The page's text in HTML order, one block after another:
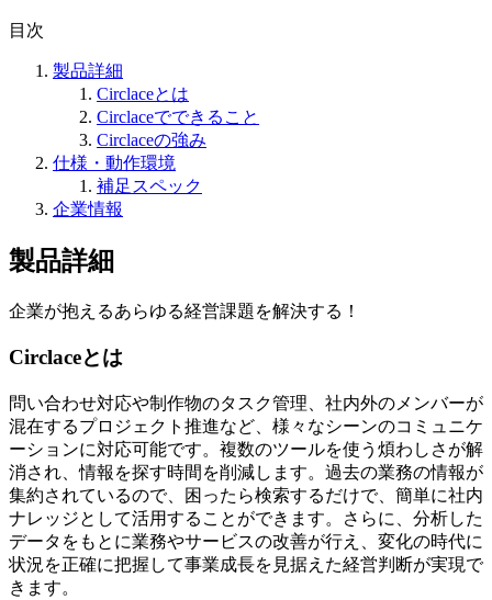
目次
製品詳細
Circlaceとは
Circlaceでできること
Circlaceの強み
仕様・動作環境
補足スペック
企業情報
製品詳細
企業が抱えるあらゆる経営課題を解決する！
Circlaceとは
問い合わせ対応や制作物のタスク管理、社内外のメンバーが
混在するプロジェクト推進など、様々なシーンのコミュニケ
ーションに対応可能です。複数のツールを使う煩わしさが解
消され、情報を探す時間を削減します。過去の業務の情報が
集約されているので、困ったら検索するだけで、簡単に社内
ナレッジとして活用することができます。さらに、分析した
データをもとに業務やサービスの改善が行え、変化の時代に
状況を正確に把握して事業成長を見据えた経営判断が実現で
きます。